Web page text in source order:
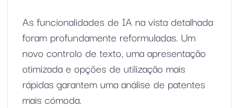
As funcionalidades de IA na vista detalhada
foram profundamente reformuladas. Um
novo controlo de texto, uma apresentação
otimizada e opções de utilização mais
rápidas garantem uma análise de patentes
mais cómoda.